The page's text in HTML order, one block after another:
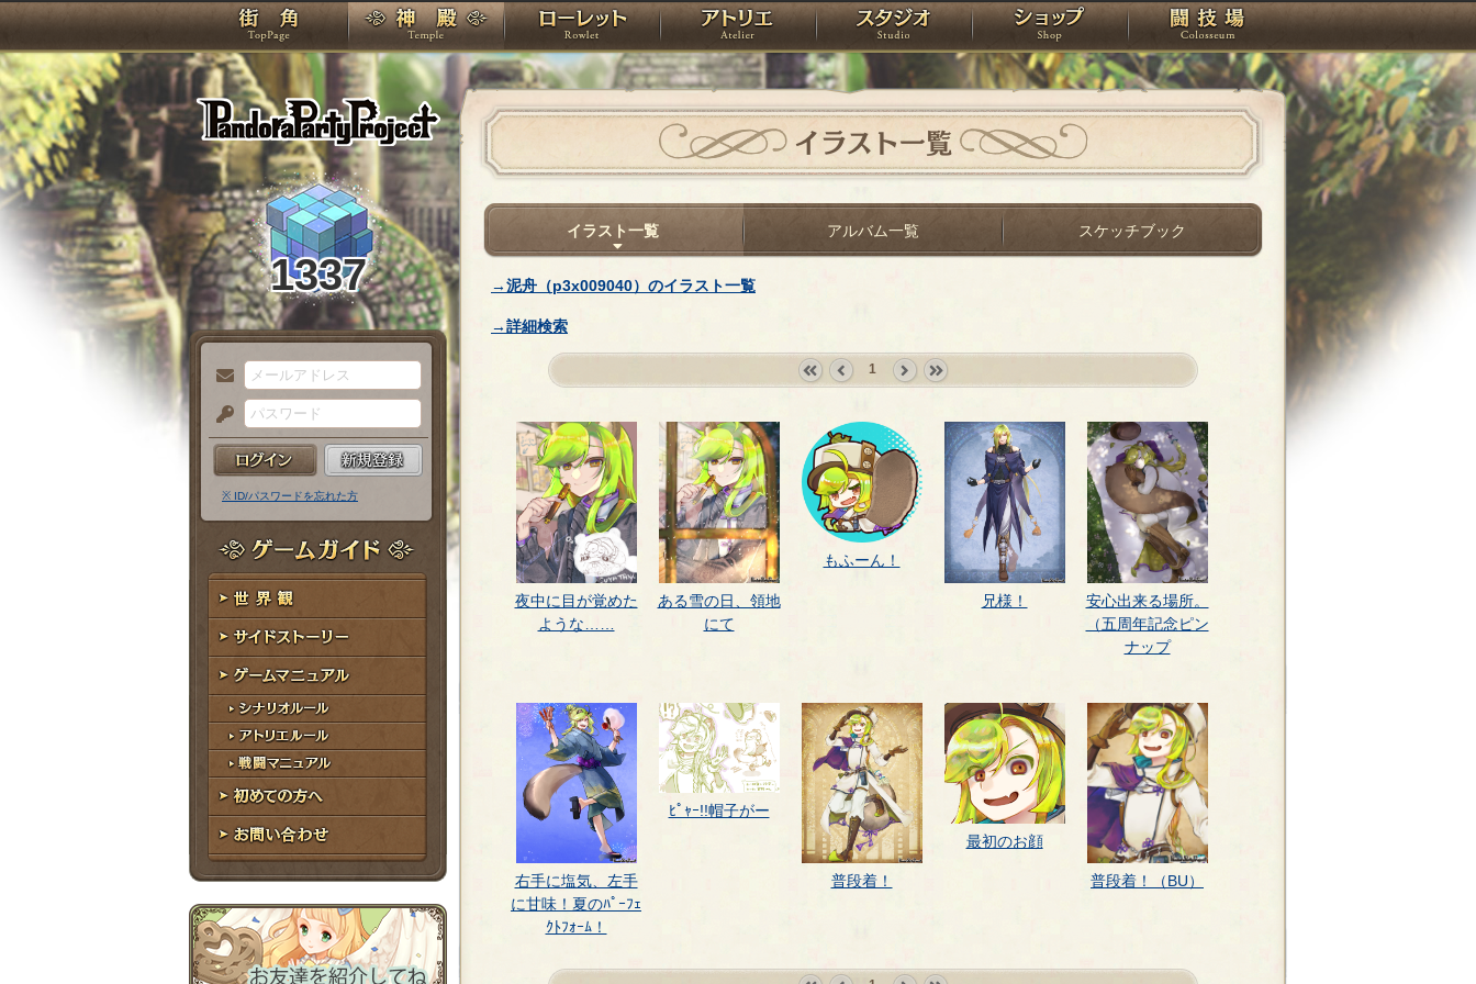
PandoraPartyProject
TOP 神殿 ローレット アトリエ スタジオ ショップ 闘技場
1337
メ
ー
ル
ア
ド
レ
ス
パ
ス
ー
ド
※ ID/パスワードを忘れた方
ゲームガイド
世界観
サイドストーリー
ゲームマニュアル
シナリオルール
アトリエルール
戦闘マニュアル
初めての方へ
お問い合わせ
イラスト一覧
イラスト一覧 アルバム一覧 スケッチブック
→泥舟（p3x009040）のイラスト一覧
→詳細検索
prev
1
夜中に目が覚めた
ような……
ある雪の日、領地
にて
もふーん！
兄様！
安心出来る場所。
（五周年記念ピン
ナップ
右手に塩気、左手
に甘味！夏のﾊﾟｰﾌｪ
ｸﾄﾌｫｰﾑ！
ﾋﾟｬｰ!!帽子がー
普段着！
最初のお顔
普段着！（BU）